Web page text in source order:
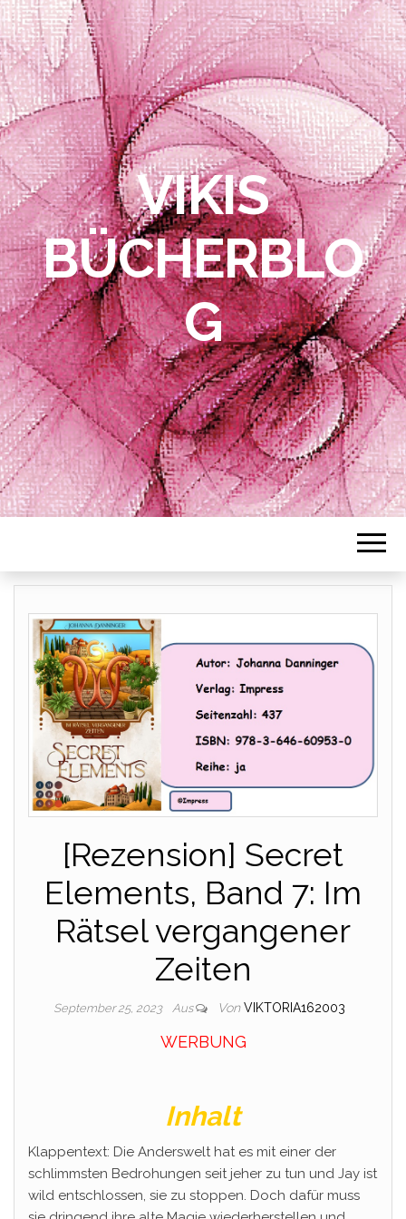
VIKIS
BÜCHERBLO
G
[Rezension] Secret
Elements, Band 7: Im
Rätsel vergangener
Zeiten
September 25, 2023 Aus Von VIKTORIA162003
WERBUNG
Inhalt
Klappentext: Die Anderswelt hat es mit einer der
schlimmsten Bedrohungen seit jeher zu tun und Jay ist
wild entschlossen, sie zu stoppen. Doch dafür muss